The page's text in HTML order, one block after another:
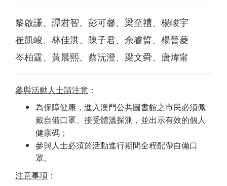
黎啟謙、譚君智、彭可馨、梁至禮、楊峻宇
崔凱峻、林佳淇、陳子君、余睿晢、楊晉菱
岑柏霆、黃晨熙、蔡沅澄、梁文舜、唐煒甯
參與活動人士請注意 ：
為保障健康，進入澳門公共圖書館之市民必須佩
戴自備口罩、接受體溫探測，並出示有效的個人
健康碼；
參與人士必須於活動進行期間全程配帶自備口
罩。
注意事項 ：